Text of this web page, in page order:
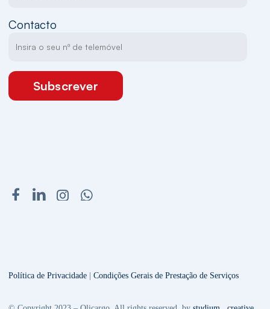
Contacto
Subscrever
Política de Privacidade| Condições Gerais de Prestação de Serviços